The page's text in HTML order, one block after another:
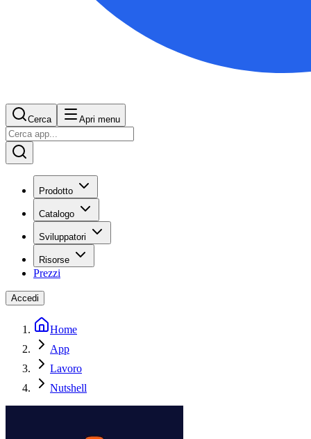
Cerca Apri menu
Prodotto
Catalogo
Sviluppatori
Risorse
Prezzi
Accedi
Home
App
Lavoro
Nutshell